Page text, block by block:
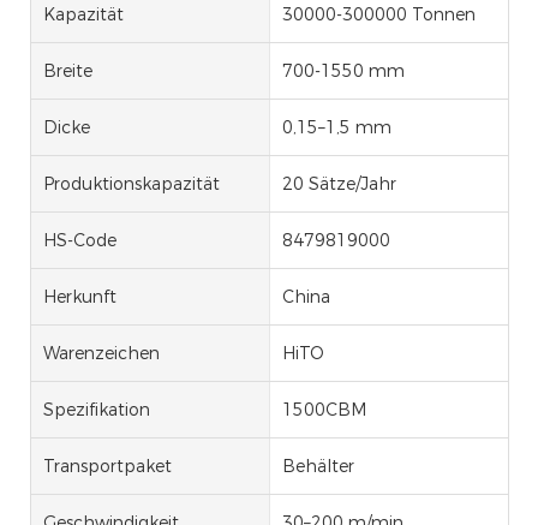
Kapazität 30000-300000 Tonnen
Breite 700-1550 mm
Dicke 0,15–1,5 mm
Produktionskapazität 20 Sätze/Jahr
HS-Code 8479819000
Herkunft China
Warenzeichen HiTO
Spezifikation 1500CBM
Transportpaket Behälter